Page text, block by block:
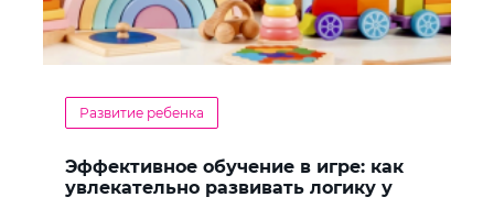
Развитие ребенка
Эффективное обучение в игре: как
увлекательно развивать логику у